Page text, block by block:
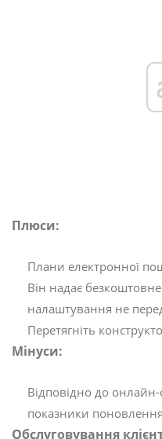
Плюси:
Плани електронної
Він надає безкоштовне
налаштування не
Перетягніть
Мінуси:
Відповідно до онлайн-
показники
Обслуговування